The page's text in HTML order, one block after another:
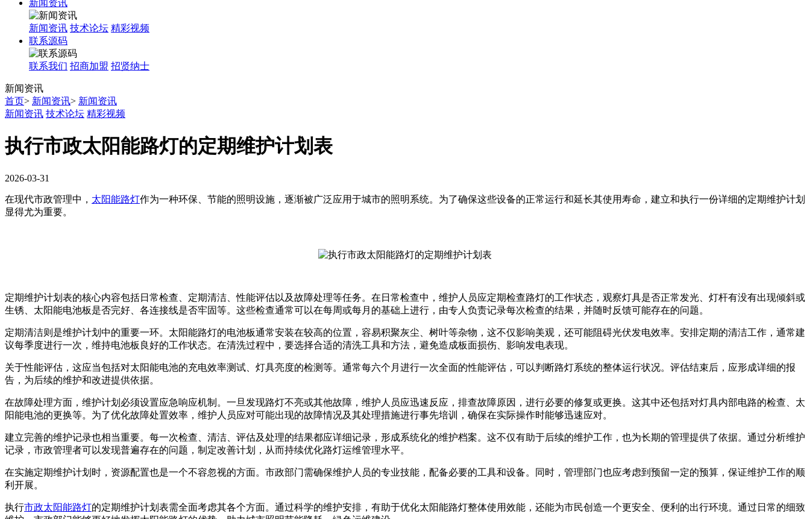
新闻资讯
新闻资讯 技术论坛 精彩视频
联系源码
联系我们 招商加盟 招贤纳士
新闻资讯
首页> 新闻资讯> 新闻资讯
新闻资讯 技术论坛 精彩视频
执行市政太阳能路灯的定期维护计划表
2026-03-31
在现代市政管理中， 太阳能路灯作为一种环保、节能的照明设施，逐渐被广泛应用于城市的照明系统。为了确保这些设备的正常运行和延长其使用寿命，建立和执行一份详细的定期维护计划
显得尤为重要。
定期维护计划表的核心内容包括日常检查、定期清洁、性能评估以及故障处理等任务。在日常检查中，维护人员应定期检查路灯的工作状态，观察灯具是否正常发光、灯杆有没有出现倾斜或
生锈、太阳能电池板是否完好、各连接线是否牢固等。这些检查通常可以在每周或每月的基础上进行，由专人负责记录每次检查的结果，并随时反馈可能存在的问题。
定期清洁则是维护计划中的重要一环。太阳能路灯的电池板通常安装在较高的位置，容易积聚灰尘、树叶等杂物，这不仅影响美观，还可能阻碍光伏发电效率。安排定期的清洁工作，通常建
议每季度进行一次，维持电池板良好的工作状态。在清洗过程中，要选择合适的清洗工具和方法，避免造成板面损伤、影响发电表现。
关于性能评估，这应当包括对太阳能电池的充电效率测试、灯具亮度的检测等。通常每六个月进行一次全面的性能评估，可以判断路灯系统的整体运行状况。评估结束后，应形成详细的报
告，为后续的维护和改进提供依据。
在故障处理方面，维护计划必须设置应急响应机制。一旦发现路灯不亮或其他故障，维护人员应迅速反应，排查故障原因，进行必要的修复或更换。这其中还包括对灯具内部电路的检查、太
阳能电池的更换等。为了优化故障处置效率，维护人员应对可能出现的故障情况及其处理措施进行事先培训，确保在实际操作时能够迅速应对。
建立完善的维护记录也相当重要。每一次检查、清洁、评估及处理的结果都应详细记录，形成系统化的维护档案。这不仅有助于后续的维护工作，也为长期的管理提供了依据。通过分析维护
记录，市政管理者可以发现普遍存在的问题，制定改善计划，从而持续优化路灯运维管理水平。
在实施定期维护计划时，资源配置也是一个不容忽视的方面。市政部门需确保维护人员的专业技能，配备必要的工具和设备。同时，管理部门也应考虑到预留一定的预算，保证维护工作的顺
利开展。
执行市政太阳能路灯的定期维护计划表需全面考虑其各个方面。通过科学的维护安排，有助于优化太阳能路灯整体使用效能，还能为市民创造一个更安全、便利的出行环境。通过日常的细致